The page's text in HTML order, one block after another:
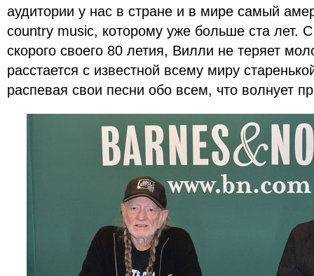
аудитории у нас в стране и в мире самый
country music, которому уже больше ста лет.
скорого своего 80 летия, Вилли не теряет
расстается с известной всему миру
распевая свои песни обо всем, что волнует